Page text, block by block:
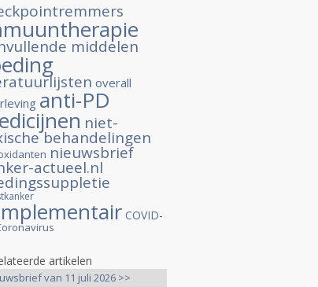
middelen
overall
anti-PD
niet-
behandelingen
nieuwsbrief
actueel.nl
COVID-
artikelen
van 11 juli 2026 >>